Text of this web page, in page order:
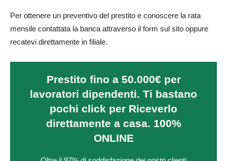
Per ottenere un preventivo del prestito e conoscere la rata
mensile contattata la banca attraverso il form sul sito oppure
recatevi direttamente in filiale.
Prestito fino a 50.000€ per
lavoratori dipendenti. Ti bastano
pochi click per Riceverlo
direttamente a casa. 100%
ONLINE